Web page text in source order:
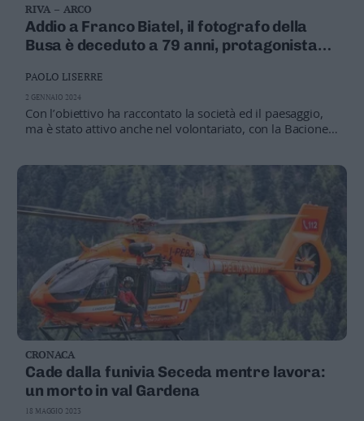
RIVA – ARCO
Addio a Franco Biatel, il fotografo della
Busa è deceduto a 79 anni, protagonista
Con l’obiettivo ha raccontato la società ed il paesaggio,
ma è stato attivo anche nel volontariato, con la Bacionela
PAOLO LISERRE
2 GENNAIO 2024
CRONACA
Cade dalla funivia Seceda mentre lavora:
un morto in val Gardena
18 MAGGIO 2023